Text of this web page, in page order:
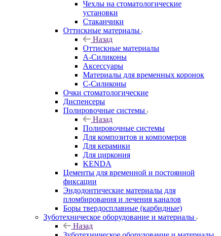
Чехлы на стоматологические
установки
Стаканчики
Оттискные материалы
Назад
Оттискные материалы
А-Силиконы
Аксессуары
Материалы для временных коронок
С-Силиконы
Очки стоматологические
Диспенсеры
Полировочные системы
Назад
Полировочные системы
Для композитов и компомеров
Для керамики
Для циркония
KENDA
Цементы для временной и постоянной
фиксации
Эндодонтические материалы для
пломбирования и лечения каналов
Боры твердосплавные (карбидные)
Зуботехническое оборудование и материалы
Назад